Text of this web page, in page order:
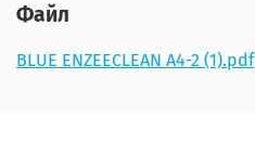
Файл
BLUE ENZEECLEAN А4-2 (1).pdf